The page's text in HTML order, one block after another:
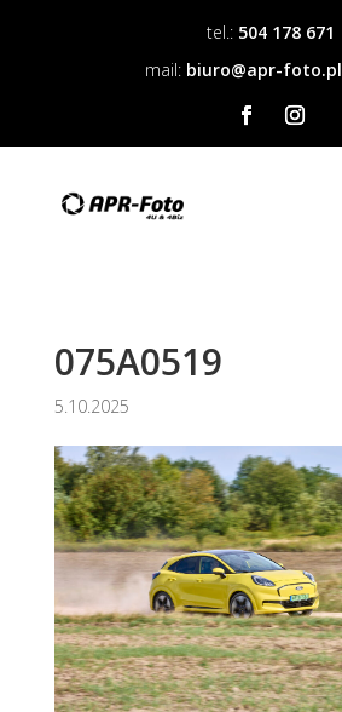
tel.: 504 178 671
mail: biuro@apr-foto.pl
075A0519
5.10.2025